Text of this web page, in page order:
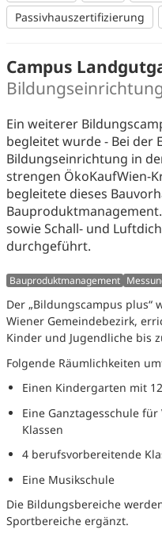
Passivhauszertifizierung
Campus
Ein weiterer
begleitet wurde - Bei der
Bildungseinrichtung in
strengen ÖkoKaufWien-
begleitete dieses
sowie Schall- und
durchgeführt.
Bauproduktmanagement
Der „Bildungscampus plus“
Wiener Gemeindebezirk,
Kinder und Jugendliche bis
Folgende Räumlichkeiten
Einen Kindergarten mit
Eine Ganztagesschule
Klassen
4 berufsvorbereitende
Eine Musikschule
Die Bildungsbereiche
Sportbereiche ergänzt.